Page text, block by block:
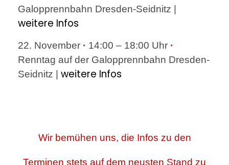
Galopprennbahn Dresden-Seidnitz |
weitere Infos
22. November · 14:00 – 18:00 Uhr ·
Renntag auf der Galopprennbahn Dresden-
Seidnitz | weitere Infos
Wir bemühen uns, die Infos zu den
Terminen stets auf dem neusten Stand zu